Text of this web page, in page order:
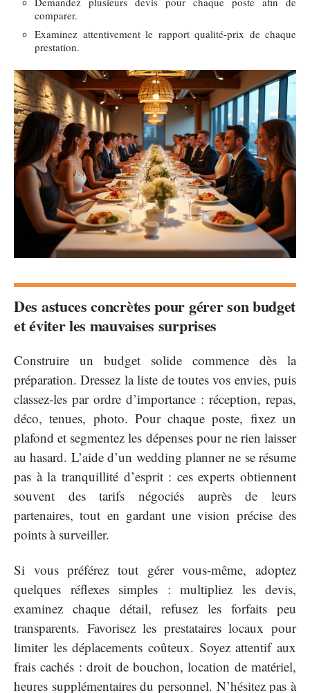
comparer.
Examinez attentivement le rapport qualité-prix de chaque
prestation.
Des astuces concrètes pour gérer son budget
et éviter les mauvaises surprises
Construire un budget solide commence dès la
préparation. Dressez la liste de toutes vos envies, puis
classez-les par ordre d’importance : réception, repas,
déco, tenues, photo. Pour chaque poste, fixez un
plafond et segmentez les dépenses pour ne rien laisser
au hasard. L’aide d’un wedding planner ne se résume
pas à la tranquillité d’esprit : ces experts obtiennent
souvent des tarifs négociés auprès de leurs
partenaires, tout en gardant une vision précise des
points à surveiller.
Si vous préférez tout gérer vous-même, adoptez
quelques réflexes simples : multipliez les devis,
examinez chaque détail, refusez les forfaits peu
transparents. Favorisez les prestataires locaux pour
limiter les déplacements coûteux. Soyez attentif aux
frais cachés : droit de bouchon, location de matériel,
heures supplémentaires du personnel. N’hésitez pas à